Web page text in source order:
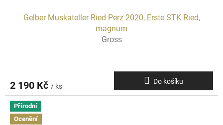
Gelber Muskateller Ried Perz 2020, Erste STK Ried,
magnum
Gross
2 190 Kč / ks
Do košíku
Přírodní
Ocenění